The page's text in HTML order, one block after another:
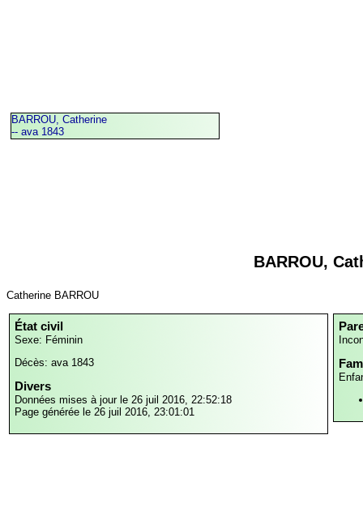
BARROU, Catherine
-- ava 1843
BARROU,
Catherine BARROU
État civil
Sexe: Féminin
Décès: ava 1843
Divers
Données mises à jour le 26 juil 2016, 22:52:18
Page générée le 26 juil 2016, 23:01:01